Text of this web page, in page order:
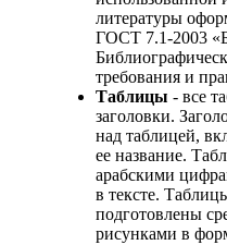
литературы
ГОСТ 7.1-2003
требования и
Таблицы - все
заголовки.
над таблицей,
ее название.
арабскими
в тексте.
подготовлены
рисунками в